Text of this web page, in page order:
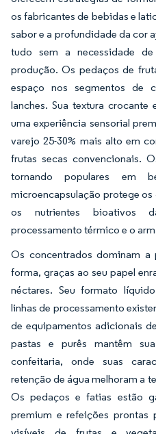
os fabricantes de bebidas e
sabor e a profundidade da cor
tudo sem a necessidade
produção. Os pedaços de
espaço nos segmentos de
lanches. Sua textura
uma experiência sensorial
varejo 25-30% mais alto em
frutas secas convencionais.
tornando populares em
microencapsulação protege
os nutrientes bioativos
processamento térmico e o
Os concentrados dominam
forma, graças ao seu papel
néctares. Seu formato
linhas de processamento
de equipamentos adicionais
pastas e purês mantêm
confeitaria, onde suas
retenção de água melhoram a
Os pedaços e fatias estão
premium e refeições prontas